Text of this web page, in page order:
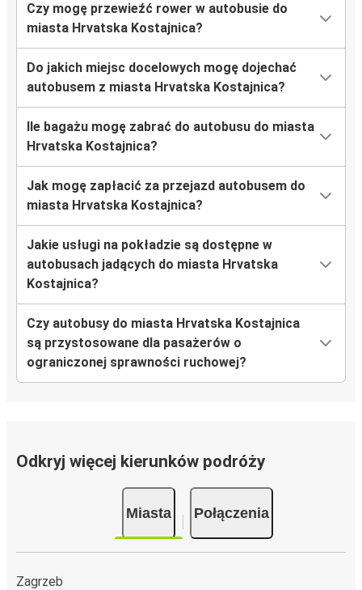
Czy mogę przewieźć rower w autobusie do
miasta Hrvatska Kostajnica?
Do jakich miejsc docelowych mogę dojechać
autobusem z miasta Hrvatska Kostajnica?
Ile bagażu mogę zabrać do autobusu do miasta
Hrvatska Kostajnica?
Jak mogę zapłacić za przejazd autobusem do
miasta Hrvatska Kostajnica?
Jakie usługi na pokładzie są dostępne w
autobusach jadących do miasta Hrvatska
Kostajnica?
Czy autobusy do miasta Hrvatska Kostajnica
są przystosowane dla pasażerów o
ograniczonej sprawności ruchowej?
Odkryj więcej kierunków podróży
Miasta Połączenia
Zagrzeb